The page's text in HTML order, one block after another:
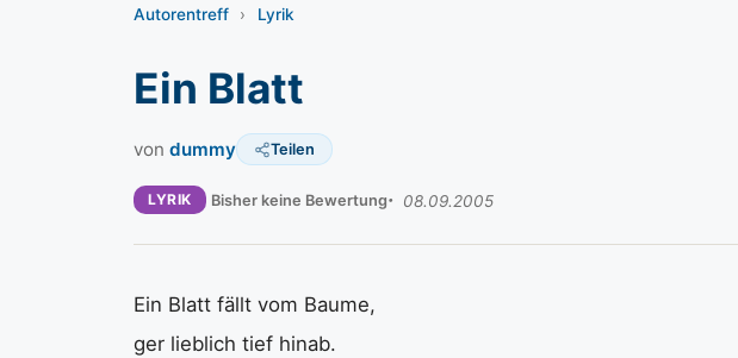
Autorentreff › Lyrik
Ein Blatt
von dummy Teilen
LYRIK Bisher keine Bewertung 08.09.2005
Ein Blatt fällt vom Baume,
ger lieblich tief hinab.